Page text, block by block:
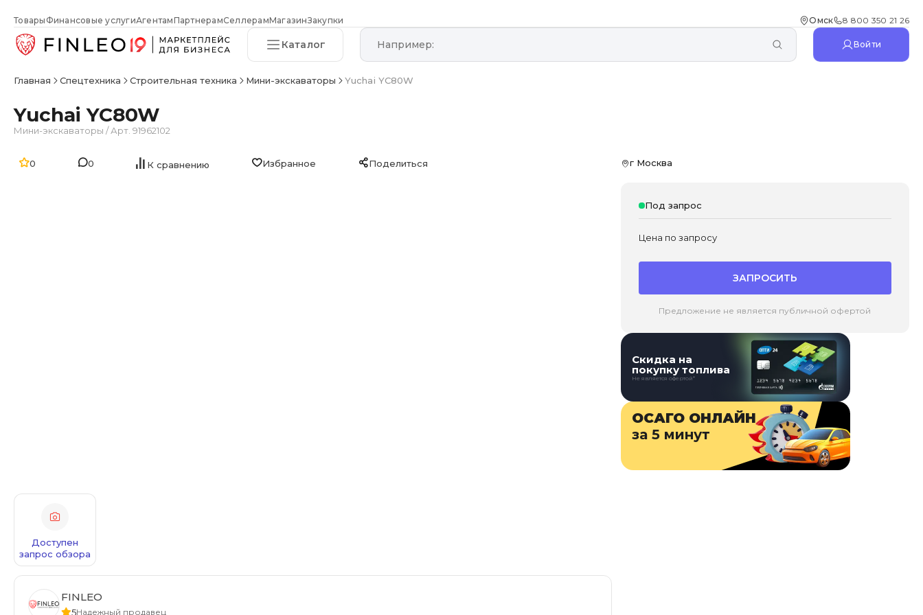
Товары Финансовые услугиАгентамПартнерамСеллерамМагазинЗакупки Омск 8 800 350 21 26
Каталог Войти
Главная Спецтехника Строительная техника Мини-экскаваторы Yuchai YC80W
Yuchai YC80W
Мини-экскаваторы /Арт. 91962102
0 0 К сравнению Избранное Поделиться г Москва
Доступен
запрос обзора
Под запрос
Цена по запросу
ЗАПРОСИТЬ
Предложение не является публичной офертой
Скидка на
покупку топлива
Не является офертой*
ОСАГО ОНЛАЙН
за 5 минут
FINLEO
5Надежный продавец